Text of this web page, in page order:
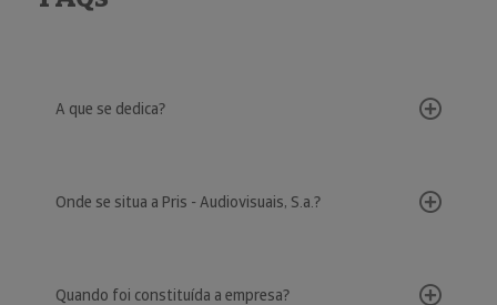
A que se dedica?
Onde se situa a Pris - Audiovisuais, S.a.?
Quando foi constituída a empresa?